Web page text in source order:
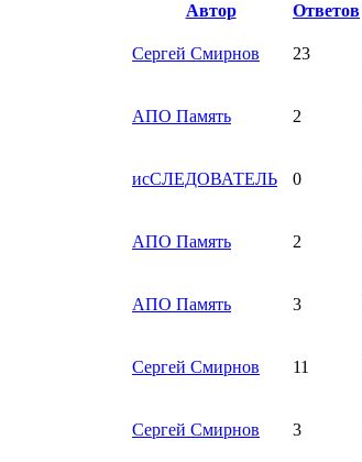
Автор Ответов
Сергей Смирнов 23
АПО Память 2
исСЛЕДОВАТЕЛЬ 0
АПО Память 2
АПО Память 3
Сергей Смирнов 11
Сергей Смирнов 3